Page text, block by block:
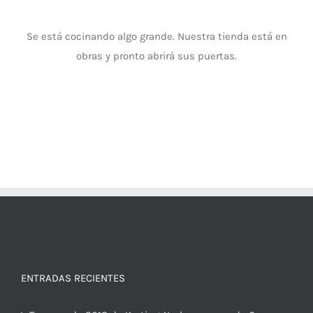
Se está cocinando algo grande. Nuestra tienda está en
obras y pronto abrirá sus puertas.
ENTRADAS RECIENTES